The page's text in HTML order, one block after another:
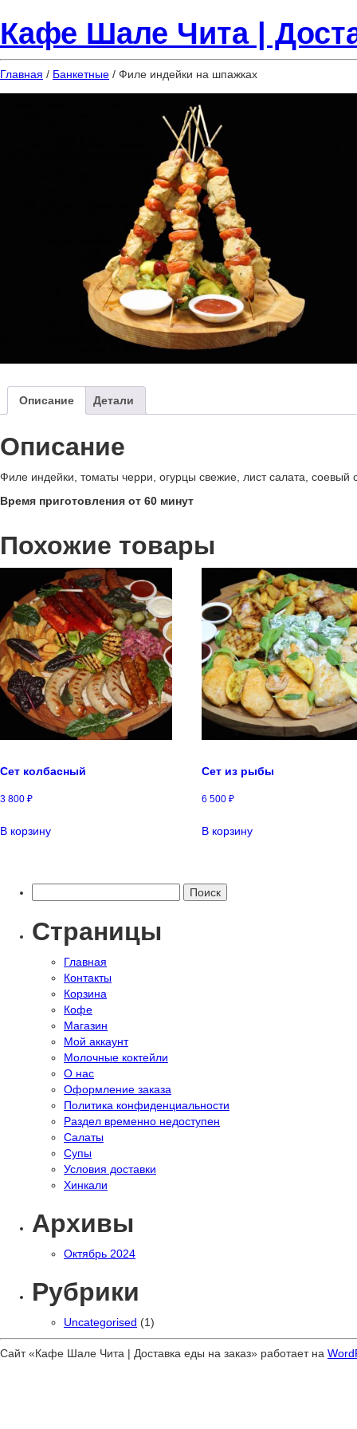
Кафе Шале Чита |
Главная / Банкетные / Филе индейки на шпажках
Описание Детали
Описание
Филе индейки, томаты черри, огурцы свежие, лист салата,
Время приготовления от 60 минут
Похожие товары
Сет колбасный
3 800 ₽
В корзину
Сет из рыбы
6 500₽
В корзину
Страницы
Главная
Контакты
Корзина
Кофе
Магазин
Мой аккаунт
Молочные коктейли
О нас
Оформление заказа
Политика конфиденциальности
Раздел временно недоступен
Салаты
Супы
Условия доставки
Хинкали
Архивы
Октябрь 2024
Рубрики
Uncategorised (1)
Сайт «Кафе Шале Чита | Доставка еды на заказ» работает на